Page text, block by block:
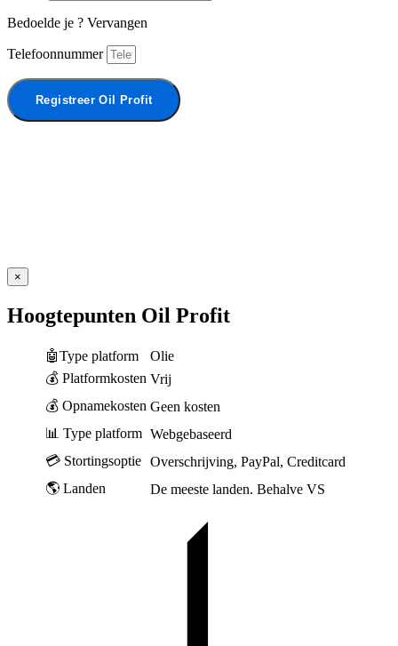
Bedoelde je ? Vervangen
Telefoonnummer
Registreer Oil Profit
×
Hoogtepunten Oil Profit
🤖Type platform
Olie
💰 Platformkosten Vrij
💰 Opnamekosten Geen kosten
📊 Type platform Webgebaseerd
💳 Stortingsoptie Overschrijving, PayPal, Creditcard
🌎 Landen
De meeste landen. Behalve VS